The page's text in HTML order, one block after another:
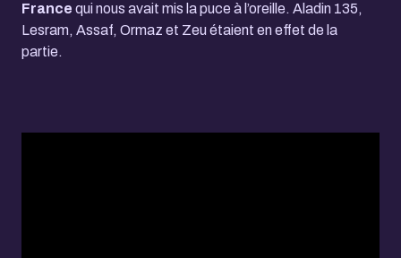
France qui nous avait mis la puce à l’oreille. Aladin 135,
Lesram, Assaf, Ormaz et Zeu étaient en effet de la
partie.